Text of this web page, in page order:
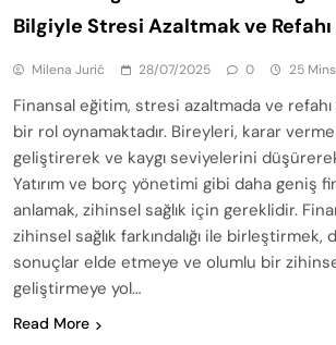
Bilgiyle Stresi Azaltmak ve
Milena Jurić 28/07/2025 0 25 Mins
Finansal eğitim, stresi azaltmada ve
bir rol oynamaktadır. Bireyleri, karar
geliştirerek ve kaygı seviyelerini
Yatırım ve borç yönetimi gibi daha geniş
anlamak, zihinsel sağlık için gereklidir.
zihinsel sağlık farkındalığı ile birleştirmek,
sonuçlar elde etmeye ve olumlu bir
geliştirmeye yol…
Read More